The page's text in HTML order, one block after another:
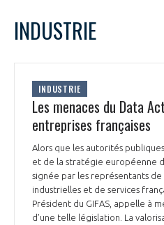
PRÉSENTATION
NOTRE VISION
NOS MISSIONS
NOTRE HISTOIRE
ORGANISATION
LE CONSEIL DU GIFAS
L’ÉQUIPE DU GIFAS
FONCTIONNEMENT
GEADS
ACCOMPAGNEMENT DE
L
10 11
24
30
31
INDUSTRIE
INDUSTRIE
Les menaces du Data
entreprises françaises
Alors que les autorités
et de la stratégie européenne
signée par les représentants
industrielles et de services
Président du GIFAS, appelle à
d’une telle législation. La
Rejoignez une filière